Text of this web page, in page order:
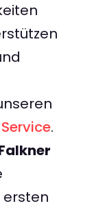
Service.
ersten